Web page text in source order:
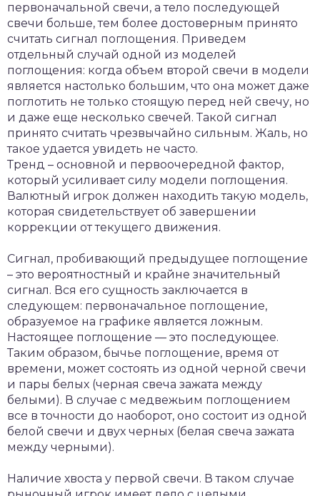
первоначальной свечи, а тело последующей
свечи больше, тем более достоверным принято
считать сигнал поглощения. Приведем
отдельный случай одной из моделей
поглощения: когда объем второй свечи в модели
является настолько большим, что она может даже
поглотить не только стоящую перед ней свечу, но
и даже еще несколько свечей. Такой сигнал
принято считать чрезвычайно сильным. Жаль, но
такое удается увидеть не часто.
Тренд – основной и первоочередной фактор,
который усиливает силу модели поглощения.
Валютный игрок должен находить такую модель,
которая свидетельствует об завершении
коррекции от текущего движения.
Сигнал, пробивающий предыдущее поглощение
– это вероятностный и крайне значительный
сигнал. Вся его сущность заключается в
следующем: первоначальное поглощение,
образуемое на графике является ложным.
Настоящее поглощение — это последующее.
Таким образом, бычье поглощение, время от
времени, может состоять из одной черной свечи
и пары белых (черная свеча зажата между
белыми). В случае с медвежьим поглощением
все в точности до наоборот, оно состоит из одной
белой свечи и двух черных (белая свеча зажата
между черными).
Наличие хвоста у первой свечи. В таком случае